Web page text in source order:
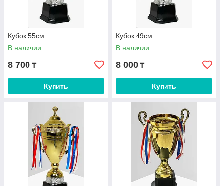
Кубок 55см
В наличии
8 700 ₸
Купить
Кубок 49см
В наличии
8 000 ₸
Купить